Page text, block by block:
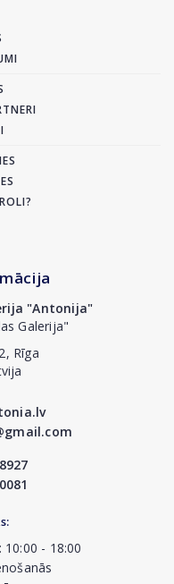
"Antonija"
Galerija"
Rīga
- 18:00